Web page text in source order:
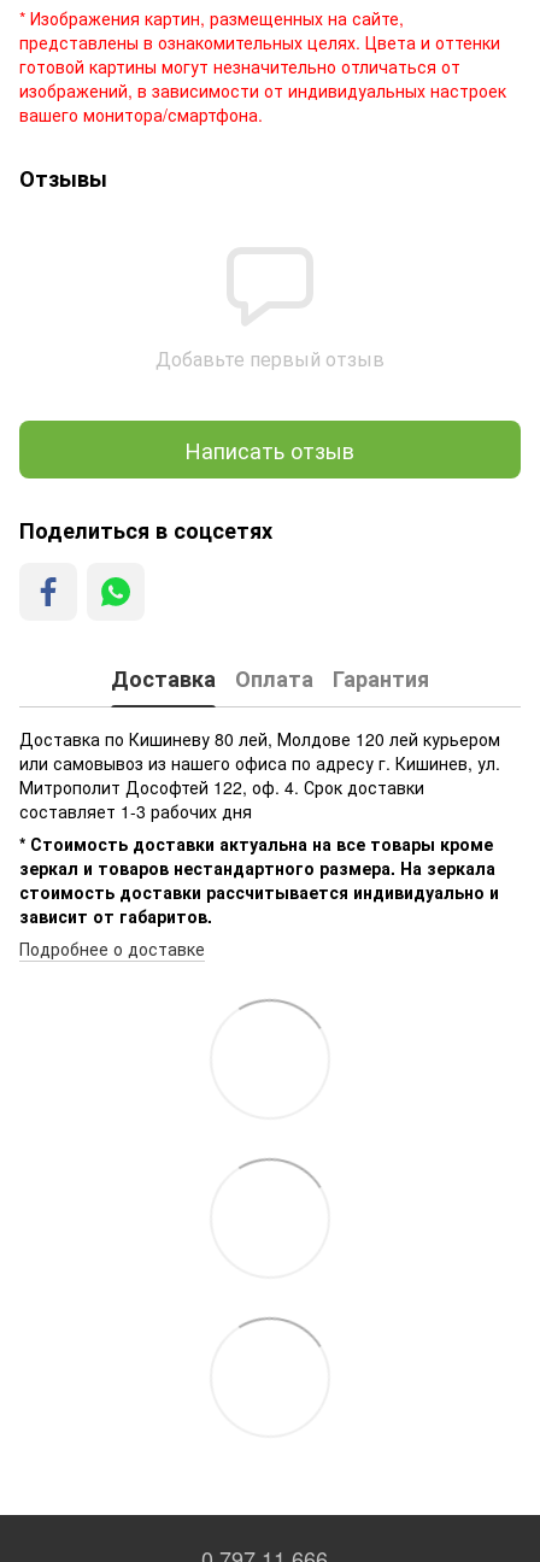
* Изображения картин, размещенных на сайте,
представлены в ознакомительных целях. Цвета и оттенки
готовой картины могут незначительно отличаться от
изображений, в зависимости от индивидуальных настроек
вашего монитора/смартфона.
Отзывы
Добавьте первый отзыв
Написать отзыв
Поделиться в соцсетях
Доставка Оплата Гарантия
Доставка по Кишиневу 80 лей, Молдове 120 лей курьером
или самовывоз из нашего офиса по адресу г. Кишинев, ул.
Митрополит Дософтей 122, оф. 4. Срок доставки
составляет 1-3 рабочих дня
* Стоимость доставки актуальна на все товары кроме
зеркал и товаров нестандартного размера. На зеркала
стоимость доставки рассчитывается индивидуально и
зависит от габаритов.
Подробнее о доставке